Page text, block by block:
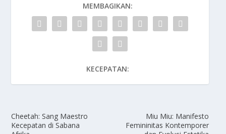
MEMBAGIKAN:
KECEPATAN:
Cheetah: Sang Maestro
Kecepatan di Sabana
Miu Miu: Manifesto
Femininitas Kontemporer